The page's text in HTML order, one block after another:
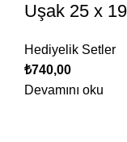
Uşak 25 x
Hediyelik Setler
₺740,00
Devamını oku